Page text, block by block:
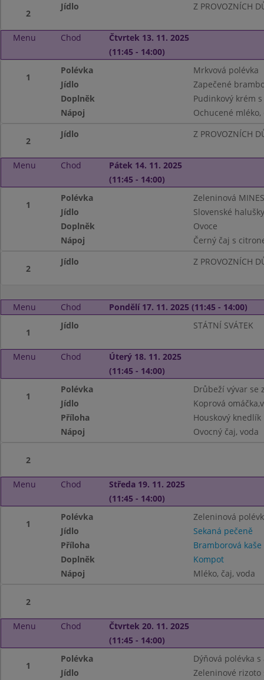
2
Jídlo Z PROVOZNÍCH
Menu Chod
Čtvrtek 13. 11. 2025
(11:45 - 14:00)
1
Polévka
Mrkvová polévka
Jídlo
Zapečené
Doplněk
Pudinkový krém
Nápoj
Ochucené mléko,
2
Jídlo Z PROVOZNÍCH
Menu Chod
Pátek 14. 11. 2025
(11:45 - 14:00)
1
Polévka
Zeleninová
Jídlo
Slovenské
Doplněk
Ovoce
Nápoj
Černý čaj s
2
Jídlo Z PROVOZNÍCH
Menu Chod Pondělí 17. 11. 2025 (11:45 - 14:00)
1
Jídlo STÁTNÍ SVÁTEK
Menu Chod
Úterý 18. 11. 2025
(11:45 - 14:00)
1
Polévka
Drůbeží vývar se
Jídlo
Koprová
Příloha
Houskový knedlík
Nápoj
Ovocný čaj, voda
2
Menu Chod
Středa 19. 11. 2025
(11:45 - 14:00)
1
Polévka
Zeleninová
Jídlo
Sekaná pečeně
Příloha
Bramborová kaše
Doplněk
Kompot
Nápoj
Mléko, čaj, voda
2
Menu Chod
Čtvrtek 20. 11. 2025
(11:45 - 14:00)
1
Polévka
Dýňová polévka
Jídlo
Zeleninové rizoto